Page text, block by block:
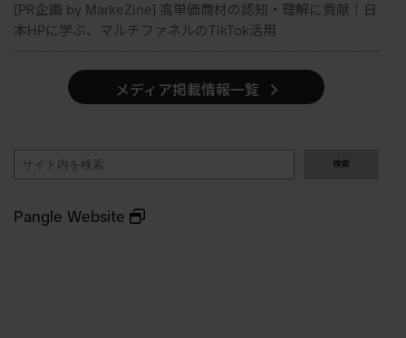
[PR企画 by MarkeZine] 高単価商材の認知・理解に貢献！日
本HPに学ぶ、マルチファネルのTikTok活用
メディア掲載情報一覧
検索
Pangle Website